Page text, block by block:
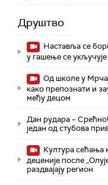
Друштво
Наставља се
у гашење се
Од школе у
како препознати и
међу децом
Дан рудара –
један од стубова
Култура сећања
деценије после
раздвајају регион